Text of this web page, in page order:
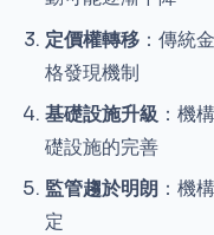
定價權轉移 ：傳統
格發現機制
基礎設施升級 ：機
礎設施的完善
監管趨於明朗 ：機
定